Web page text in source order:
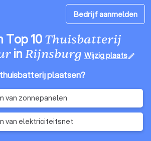
Bedrijf aanmelden
Top 10Thuisbatterij
inRijnsburg Wijzig plaatsedit
plaatsen?
van zonnepanelen
van elektriciteitsnet